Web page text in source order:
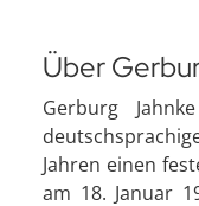
Über
Gerburg
Jahren einen
am 18. Januar